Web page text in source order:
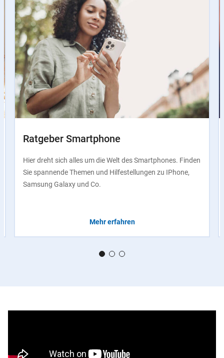
Ratgeber Smartphone
Hier dreht sich alles um die Welt des Smartphones. Finden
Sie spannende Themen und Hilfestellungen zu IPhone,
Samsung Galaxy und Co.
Mehr erfahren